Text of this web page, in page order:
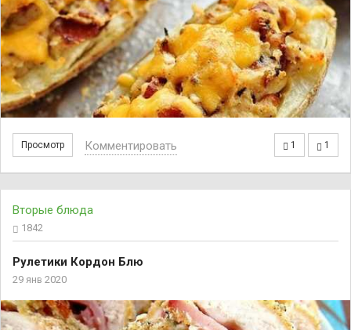
Просмотр 1 1
Комментировать
Вторые блюда
1842
Рулетики Кордон Блю
29 янв 2020